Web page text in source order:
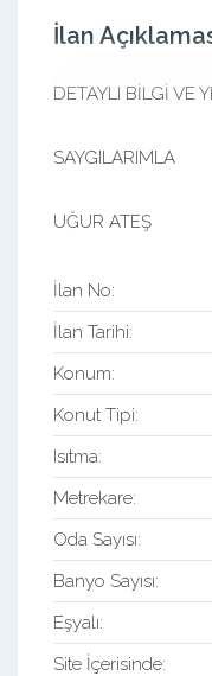
İlan
DETAYLI BİLGİ VE
SAYGILARIMLA
UĞUR ATEŞ
İlan No:
İlan Tarihi:
Konum:
Konut Tipi:
Isıtma:
Metrekare:
Oda Sayısı:
Banyo Sayısı:
Eşyalı:
Site İçerisinde: